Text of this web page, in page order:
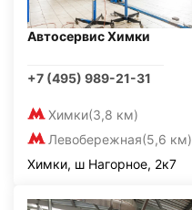
Автосервис Химки
+7 (495) 989-21-31
Химки(3,8 км)
Левобережная(5,6 км)
Химки, ш Нагорное, 2к7